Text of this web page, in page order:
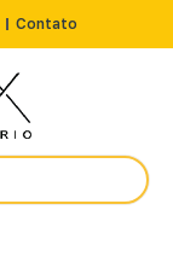
Contato